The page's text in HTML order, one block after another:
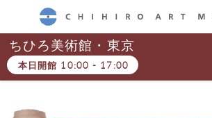
CHIHIRO ART MUSEUM
ちひろ美術館・東京
本日開館 10:00 - 17:00